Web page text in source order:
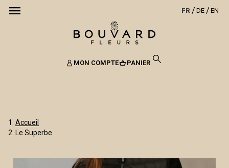
FR DE EN
MON COMPTE PANIER
Accueil
Le Superbe